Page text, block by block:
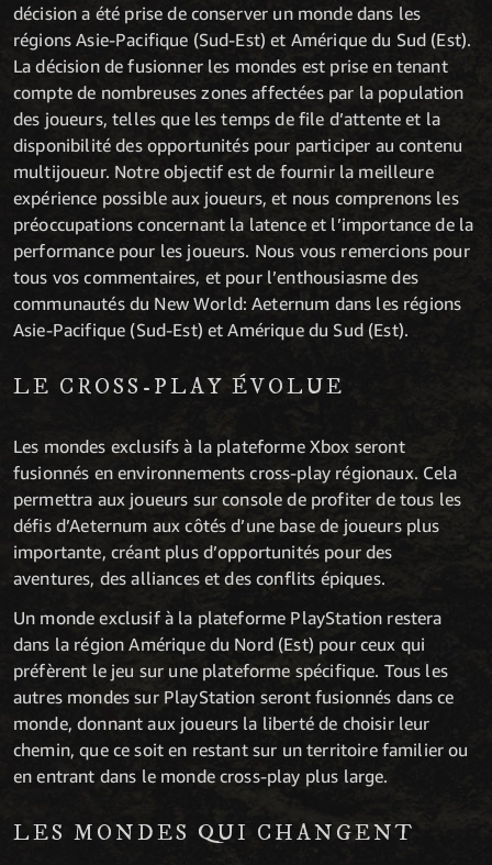
décision a été prise de conserver un monde dans les
régions Asie-Pacifique (Sud-Est) et Amérique du Sud (Est).
La décision de fusionner les mondes est prise en tenant
compte de nombreuses zones affectées par la population
des joueurs, telles que les temps de file d’attente et la
disponibilité des opportunités pour participer au contenu
multijoueur. Notre objectif est de fournir la meilleure
expérience possible aux joueurs, et nous comprenons les
préoccupations concernant la latence et l’importance de la
performance pour les joueurs. Nous vous remercions pour
tous vos commentaires, et pour l’enthousiasme des
communautés du New World: Aeternum dans les régions
Asie-Pacifique (Sud-Est) et Amérique du Sud (Est).
LE CROSS-PLAY ÉVOLUE
Les mondes exclusifs à la plateforme Xbox seront
fusionnés en environnements cross-play régionaux. Cela
permettra aux joueurs sur console de profiter de tous les
défis d’Aeternum aux côtés d’une base de joueurs plus
importante, créant plus d’opportunités pour des
aventures, des alliances et des conflits épiques.
Un monde exclusif à la plateforme PlayStation restera
dans la région Amérique du Nord (Est) pour ceux qui
préfèrent le jeu sur une plateforme spécifique. Tous les
autres mondes sur PlayStation seront fusionnés dans ce
monde, donnant aux joueurs la liberté de choisir leur
chemin, que ce soit en restant sur un territoire familier ou
en entrant dans le monde cross-play plus large.
LES MONDES QUI CHANGENT